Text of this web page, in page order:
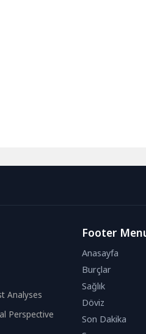
Analyses
Perspective
Footer
Anasayfa
Burçlar
Sağlık
Döviz
Son Dakika